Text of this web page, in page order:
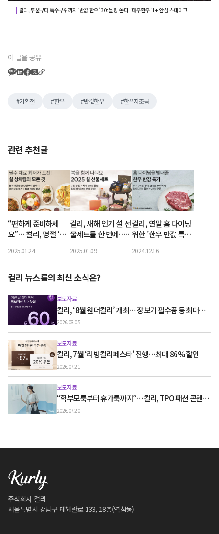
컬리, 투뿔부터 특수부위까지 ‘반값 한우’ 30t 물량 쏜다_’태우한우’ 1+ 안심 스테이크
이 글을 공유
기획전 한우 반값한우 한우자조금
관련 추천글
“편하게 준비하세
요”… 컬리, 명절 ‘상
전 개최
2025.01.24
컬리, 새해 인기 설 선
물세트를 한 번에…
2025.01.09
컬리, 연말 홈 다이닝
위한 '한우 반값 특가'
2024.12.16
컬리 뉴스룸의 최신 소식은?
보도자료
컬리, ‘8월 원더컬리’ 개최… 장보기 필수품 등 최대
60% 할인
2026.08.05
보도자료
컬리, 7월 ‘리빙컬리페스타’ 진행…최대 86% 할인
2026.07.21
보도자료
“학부모룩부터 휴가룩까지”…컬리, TPO 패션 콘텐츠
‘스타일노트’ 흥행
2026.07.20
주식회사 컬리
서울특별시 강남구 테헤란로 133, 18층(역삼동)